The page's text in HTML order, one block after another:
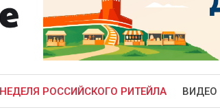
НЕДЕЛЯ РОССИЙСКОГО РИТЕЙЛА ВИДЕО